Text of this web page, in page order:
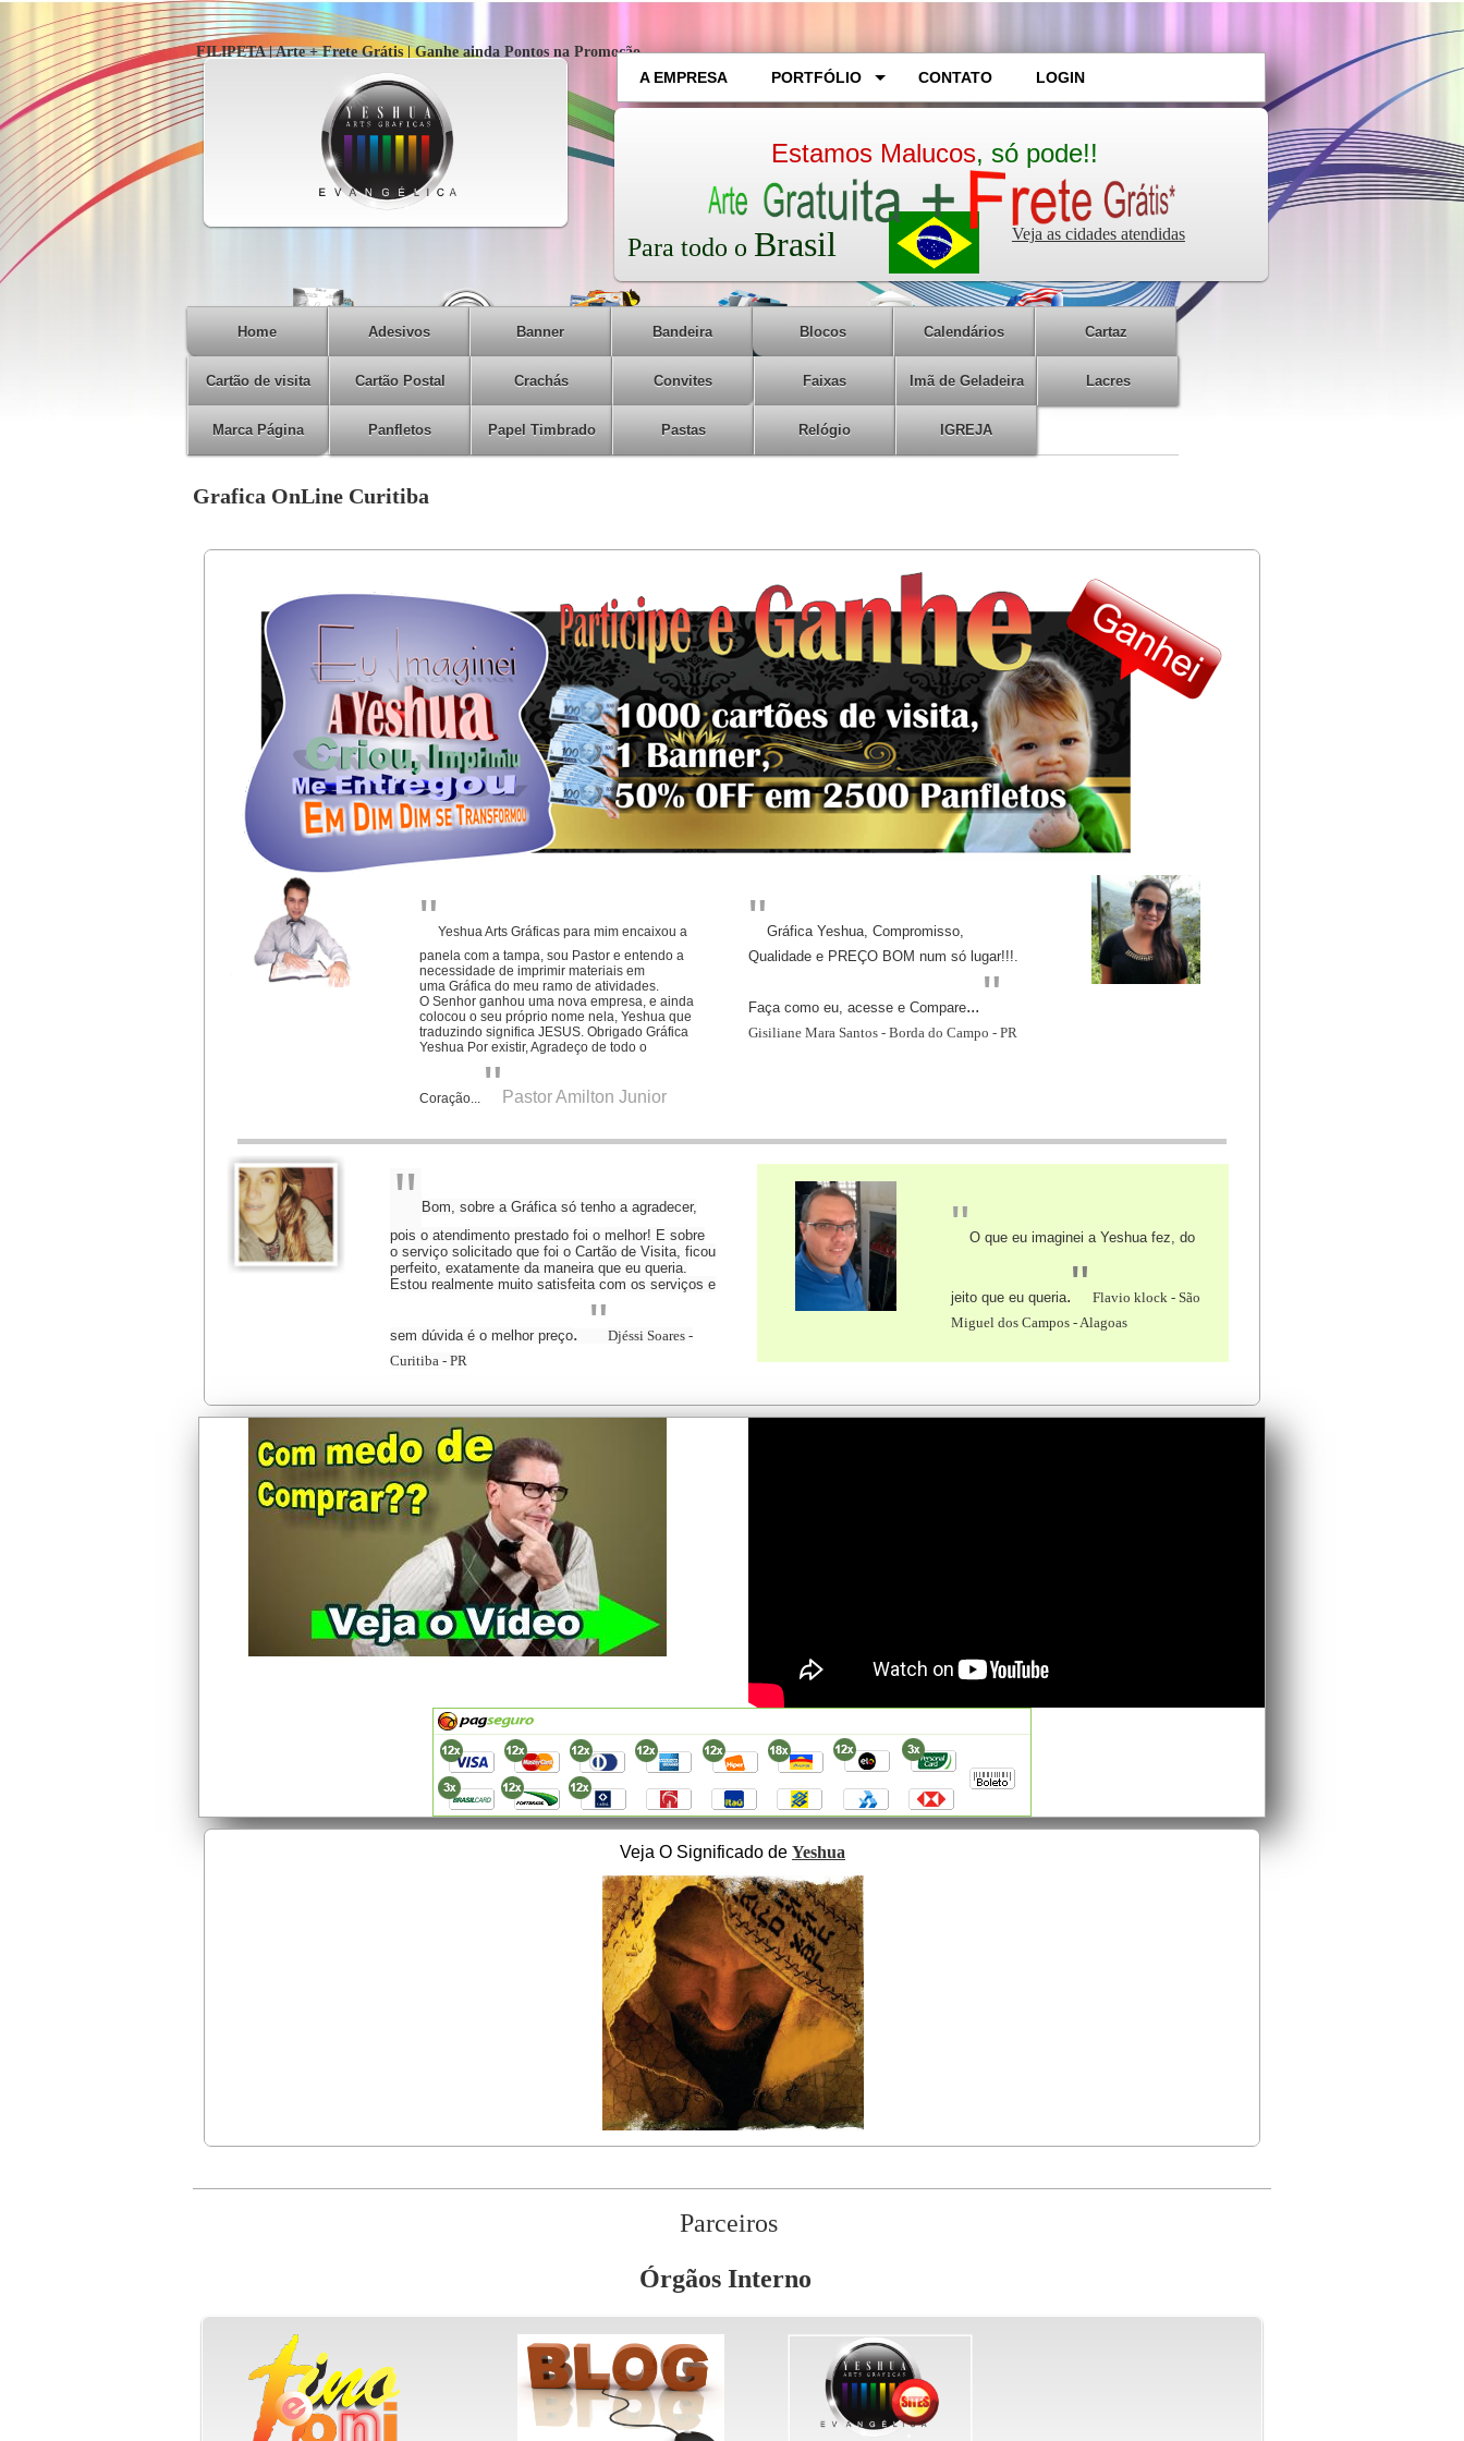
FILIPETA | Arte + Frete Grátis | Ganhe ainda Pontos na Promoção
A EMPRESA PORTFÓLIO CONTATO LOGIN
Estamos Malucos, só pode!!
Para todo o Brasil Veja as cidades atendidas
Home Adesivos Banner Bandeira Blocos Calendários Cartaz
Cartão de visita Cartão Postal Crachás Convites Faixas Imã de Geladeira Lacres
Marca Página Panfletos Papel Timbrado Pastas Relógio IGREJA
Grafica OnLine Curitiba
"Yeshua Arts Gráficas para mim encaixou a
panela com a tampa, sou Pastor e entendo a
necessidade de imprimir materiais em
uma Gráfica do meu ramo de atividades.
OSenhor ganhou uma nova empresa, e ainda
colocou o seu próprio nome nela, Yeshua que
traduzindo significa JESUS. Obrigado Gráfica
Yeshua Por existir, Agradeço de todo o
Coração... " Pastor Amilton Junior
"Gráfica Yeshua, Compromisso,
Qualidade e PREÇO BOM num só lugar!!!.
Faça como eu, acesse e Compare... "
Gisiliane Mara Santos - Borda do Campo - PR
" Bom, sobre a Gráfica só tenho a agradecer,
pois o atendimento prestado foi o melhor! E sobre
o serviço solicitado que foi o Cartão de Visita, ficou
perfeito, exatamente da maneira que eu queria.
Estou realmente muito satisfeita com os serviços e
sem dúvida é o melhor preço. "Djéssi Soares -
Curitiba - PR
"O que eu imaginei a Yeshua fez, do
jeito que eu queria." Flavio klock - São
Miguel dos Campos - Alagoas
Veja O Significado de Yeshua
Parceiros
Órgãos Interno